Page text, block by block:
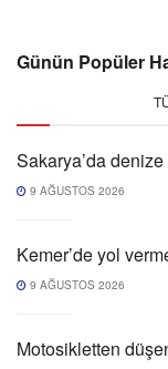
Günün Popüler
Sakarya’da
9 AĞUSTOS 2026
Kemer’de yol
9 AĞUSTOS 2026
Motosikletten